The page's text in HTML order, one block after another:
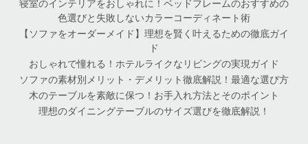
寝室のインテリアをおしゃれに！ベッドフレームのおすすめの
色選びと失敗しないカラーコーディネート術
【ソファをオーダーメイド】理想を賢く叶えるための徹底ガイ
ド
おしゃれで憧れる！ホテルライクなリビングの実現ガイド
ソファの素材別メリット・デメリット徹底解説！最適な選び方
木のテーブルを素敵に保つ！お手入れ方法とそのポイント
理想のダイニングテーブルのサイズ選びを徹底解説！